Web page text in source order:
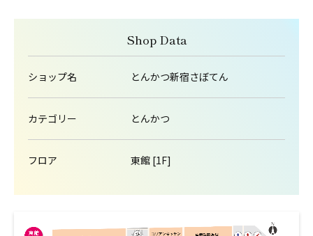
Shop Data
ショップ名 とんかつ新宿さぼてん
カテゴリー とんかつ
フロア 東館 [1F]